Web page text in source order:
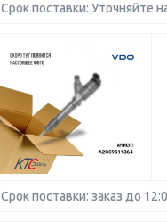
Срок поставки: Уточняйте
Срок поставки: заказ до